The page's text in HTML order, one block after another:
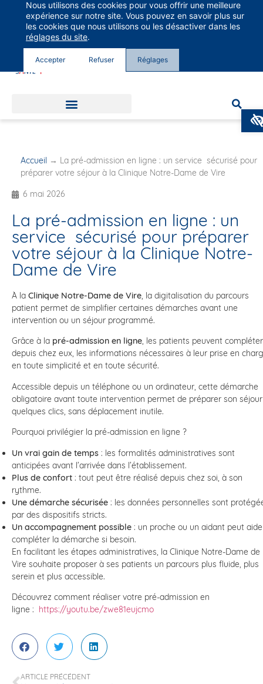
Groupe Vivalto Santé
Entre nous, la vie
Accueil → La pré-admission en ligne : un service sécurisé pour
préparer votre séjour à la Clinique Notre-Dame de Vire
6 mai 2026
La pré-admission en ligne : un
service sécurisé pour préparer
votre séjour à la Clinique Notre-
Dame de Vire
À la Clinique Notre-Dame de Vire, la digitalisation du parcours
patient permet de simplifier certaines démarches avant une
intervention ou un séjour programmé.
Grâce à la pré-admission en ligne, les patients peuvent
depuis chez eux, les informations nécessaires à leur prise en
en toute simplicité et en toute sécurité.
Accessible depuis un téléphone ou un ordinateur, cette démarche
obligatoire avant toute intervention permet de préparer son
quelques clics, sans déplacement inutile.
Pourquoi privilégier la pré-admission en ligne ?
Un vrai gain de temps : les formalités administratives sont
anticipées avant l’arrivée dans l’établissement.
Plus de confort : tout peut être réalisé depuis chez soi, à son
rythme.
Une démarche sécurisée : les données personnelles sont
par des dispositifs stricts.
Un accompagnement possible : un proche ou un aidant peut
compléter la démarche si besoin.
En facilitant les étapes administratives, la Clinique Notre-Dame de
Vire souhaite proposer à ses patients un parcours plus fluide, plus
serein et plus accessible.
Découvrez comment réaliser votre pré-admission en
ligne : https://youtu.be/zwe81eujcmo
ARTICLE PRÉCÉDENT
Nous utilisons des cookies pour vous offrir une meilleure
expérience sur notre site. Vous pouvez en savoir plus sur
les cookies que nous utilisons ou les désactiver dans les
réglages du site.
Accepter Refuser Réglages